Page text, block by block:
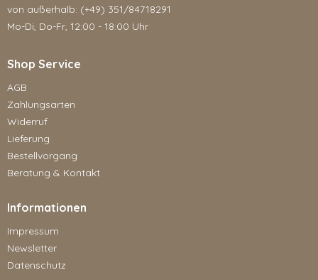
von außerhalb: (+49) 351/84718291
Mo-Di, Do-Fr, 12:00 - 18:00 Uhr
Shop Service
AGB
Zahlungsarten
Widerruf
Lieferung
Bestellvorgang
Beratung & Kontakt
Informationen
Impressum
Newsletter
Datenschutz